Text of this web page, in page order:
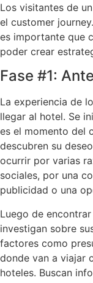
Los visitantes de
el customer
es importante que
poder crear
Fase #1:
La experiencia de
llegar al hotel. Se
es el momento del
descubren su
ocurrir por varias
sociales, por una
publicidad o una
Luego de encontrar
investigan sobre
factores como
donde van a viajar
hoteles. Buscan